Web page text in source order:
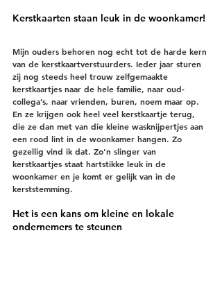
Kerstkaarten staan leuk in de woonkamer!
Mijn ouders behoren nog echt tot de harde kern
van de kerstkaartverstuurders. Ieder jaar sturen
zij nog steeds heel trouw zelfgemaakte
kerstkaartjes naar de hele familie, naar oud-
collega’s, naar vrienden, buren, noem maar op.
En ze krijgen ook heel veel kerstkaartje terug,
die ze dan met van die kleine wasknijpertjes aan
een rood lint in de woonkamer hangen. Zo
gezellig vind ik dat. Zo’n slinger van
kerstkaartjes staat hartstikke leuk in de
woonkamer en je komt er gelijk van in de
kerststemming.
Het is een kans om kleine en lokale
ondernemers te steunen